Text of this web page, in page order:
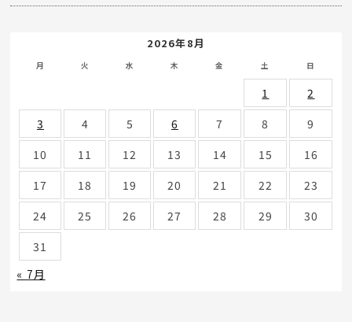
2026年8月
月 火 水 木 金 土 日
1
2
3
4 5 6 7 8
9
10
11 12 13 14 15
16
17
18 19 20 21 22
23
24
25 26 27 28 29
30
31
« 7月